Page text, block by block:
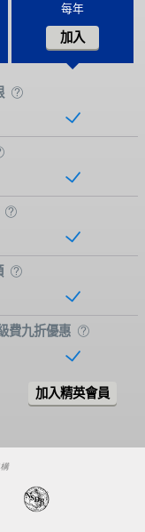
每年
加入
費九折優惠
加入精英會員